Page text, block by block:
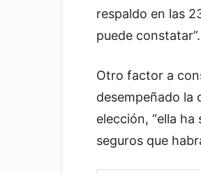
respaldo en las
puede constatar”.
Otro factor a
desempeñado la
elección, “ella
seguros que